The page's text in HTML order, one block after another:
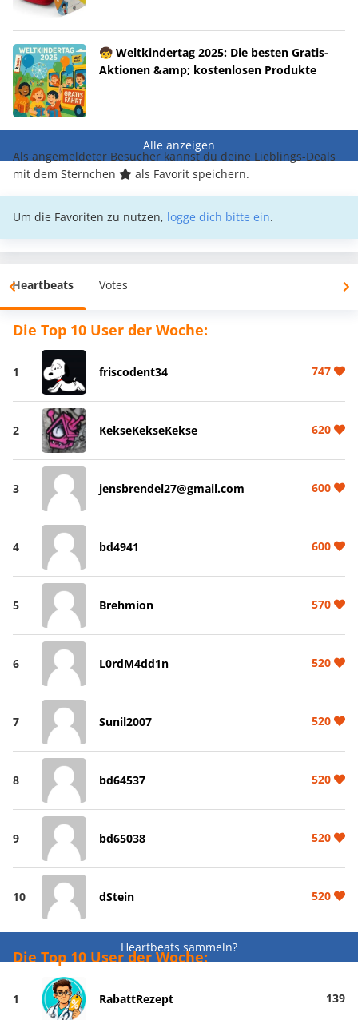
🧒 Weltkindertag 2025: Die besten Gratis-
Aktionen &amp; kostenlosen Produkte
Alle anzeigen
Als angemeldeter Besucher kannst du deine Lieblings-Deals
mit dem Sternchen
als Favorit speichern.
Um die Favoriten zu nutzen, logge dich bitte ein.
Heartbeats Votes
Die Top 10 User der Woche:
1 friscodent34 747
2 KekseKekseKekse 620
3 jensbrendel27@gmail.com 600
4 bd4941 600
5 Brehmion 570
6 L0rdM4dd1n 520
7 Sunil2007 520
8 bd64537 520
9 bd65038 520
10 dStein 520
Heartbeats sammeln?
Die Top 10 User der Woche:
1 RabattRezept 139